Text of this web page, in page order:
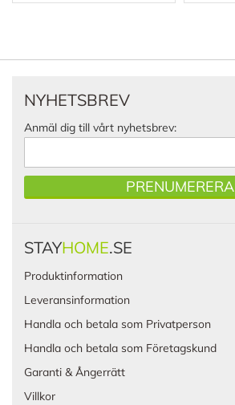
NYHETSBREV
Anmäl dig till vårt nyhetsbrev:
PRENUMERERA
STAYHOME.SE
Produktinformation
Leveransinformation
Handla och betala som Privatperson
Handla och betala som Företagskund
Garanti & Ångerrätt
Villkor